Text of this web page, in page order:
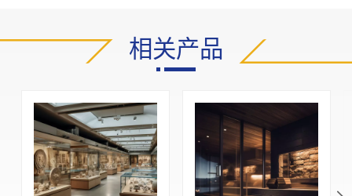
相关产品